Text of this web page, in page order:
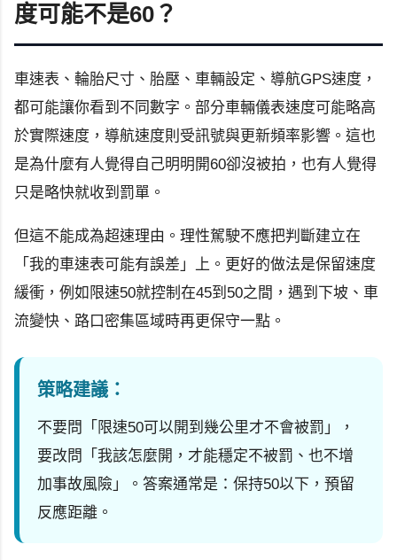
度可能不是60？
車速表、輪胎尺寸、胎壓、車輛設定、導航GPS速度，
都可能讓你看到不同數字。部分車輛儀表速度可能略高
於實際速度，導航速度則受訊號與更新頻率影響。這也
是為什麼有人覺得自己明明開60卻沒被拍，也有人覺得
只是略快就收到罰單。
但這不能成為超速理由。理性駕駛不應把判斷建立在
「我的車速表可能有誤差」上。更好的做法是保留速度
緩衝，例如限速50就控制在45到50之間，遇到下坡、車
流變快、路口密集區域時再更保守一點。
策略建議：
不要問「限速50可以開到幾公里才不會被罰」，
要改問「我該怎麼開，才能穩定不被罰、也不增
加事故風險」。答案通常是：保持50以下，預留
反應距離。